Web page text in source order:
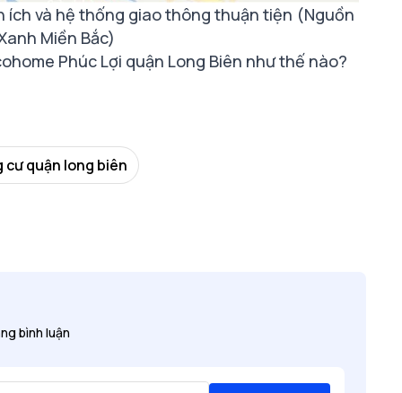
ích và hệ thống giao thông thuận tiện (Nguồn
Miền Bắc)
Phúc Lợi quận Long Biên như thế nào?
cư quận long biên
bình luận